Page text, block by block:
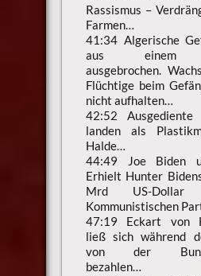
Rassismus –
Farmen…
41:34 Algerische
aus einem
ausgebrochen.
Flüchtige beim
nicht aufhalten…
42:52 Ausgediente
landen als
Halde…
44:49 Joe Biden
Erhielt Hunter
Mrd US-
Kommunistischen
47:19 Eckart von
ließ sich während
von der
bezahlen…